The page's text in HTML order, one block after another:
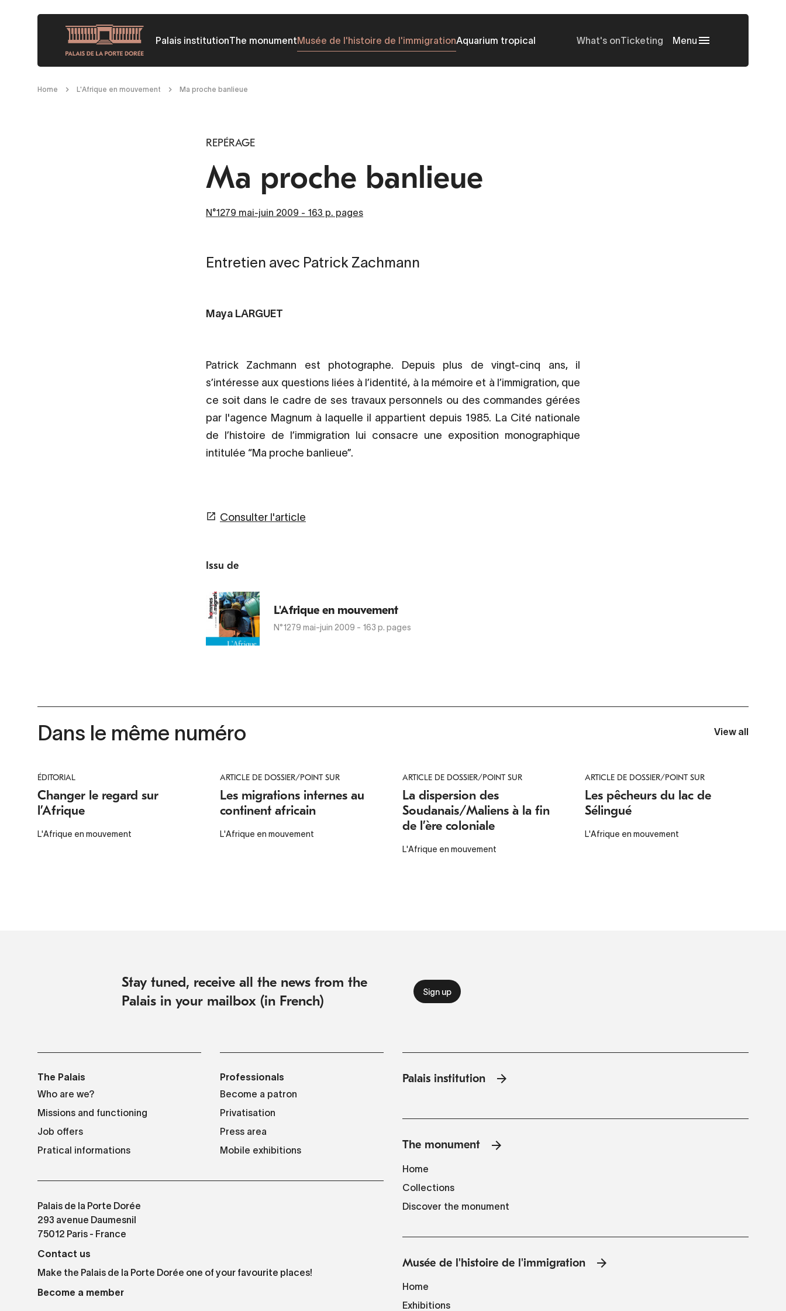
content
Palais institutionThe monumentMusée de l'histoire de l'immigrationAquarium tropical What's onTicketing Menu
Breadcrumb
Home L'Afrique en mouvement Ma proche banlieue
REPÉRAGE
Ma proche banlieue
N°1279 mai-juin 2009 - 163 p. pages
Entretien avec Patrick Zachmann
Maya LARGUET
Patrick Zachmann est photographe. Depuis plus de vingt-cinq ans, il
s’intéresse aux questions liées à l’identité, à la mémoire et à l’immigration, que
ce soit dans le cadre de ses travaux personnels ou des commandes gérées
par l'agence Magnum à laquelle il appartient depuis 1985. La Cité nationale
de l’histoire de l’immigration lui consacre une exposition monographique
intitulée “Ma proche banlieue”.
Consulter l'article
Issu de
L'Afrique en mouvement
N°1279 mai-juin 2009 - 163 p. pages
Dans le même numéro View all
ÉDITORIAL
Changer le regard sur
l’Afrique
L'Afrique en mouvement
ARTICLE DE DOSSIER/POINT SUR
Les migrations internes au
continent africain
L'Afrique en mouvement
ARTICLE DE DOSSIER/POINT SUR
La dispersion des
Soudanais/Maliens à la fin
de l’ère coloniale
L'Afrique en mouvement
ARTICLE DE DOSSIER/POINT SUR
Les pêcheurs du lac de
Sélingué
L'Afrique en mouvement
Stay tuned, receive all the news from the
Palais in your mailbox (in French)
The Palais
Who are we?
Missions and functioning
Job offers
Pratical informations
Professionals
Become a patron
Privatisation
Press area
Mobile exhibitions
Palais de la Porte Dorée
293 avenue Daumesnil
75012 Paris - France
Contact us
Make the Palais de la Porte Dorée one of your favourite places!
Become a member
Palais institution
The monument
Home
Collections
Discover the monument
Musée de l'histoire de l'immigration
Home
Exhibitions